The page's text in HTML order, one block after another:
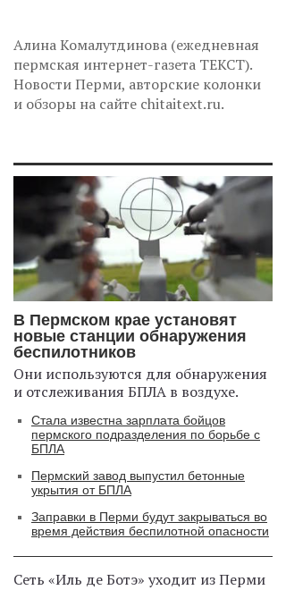
Алина Комалутдинова (ежедневная
пермская интернет-газета ТЕКСТ).
Новости Перми, авторские колонки
и обзоры на сайте chitaitext.ru.
В Пермском крае установят
новые станции обнаружения
беспилотников
Они используются для обнаружения
и отслеживания БПЛА в воздухе.
Стала известна зарплата бойцов
пермского подразделения по борьбе с
БПЛА
Пермский завод выпустил бетонные
укрытия от БПЛА
Заправки в Перми будут закрываться во
время действия беспилотной опасности
Сеть «Иль де Ботэ» уходит из Перми